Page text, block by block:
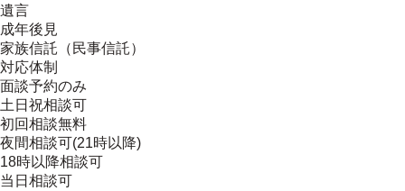
遺言
成年後見
家族信託（民事信託）
対応体制
面談予約のみ
土日祝相談可
初回相談無料
夜間相談可(21時以降)
18時以降相談可
当日相談可